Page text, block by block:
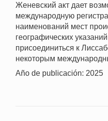
Женевский акт дает
международную
наименований мест
географических
присоединиться к
некоторым
Año de publicación: 2025